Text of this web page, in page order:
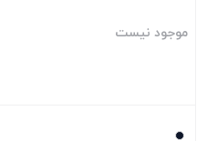
موجود نیست